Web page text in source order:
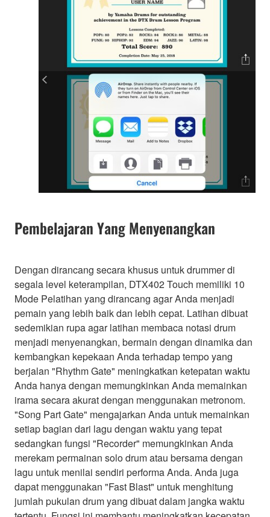
Pembelajaran Yang Menyenangkan
Dengan dirancang secara khusus untuk drummer di
segala level keterampilan, DTX402 Touch memiliki 10
Mode Pelatihan yang dirancang agar Anda menjadi
pemain yang lebih baik dan lebih cepat. Latihan dibuat
sedemikian rupa agar latihan membaca notasi drum
menjadi menyenangkan, bermain dengan dinamika dan
kembangkan kepekaan Anda terhadap tempo yang
berjalan "Rhythm Gate" meningkatkan ketepatan waktu
Anda hanya dengan memungkinkan Anda memainkan
irama secara akurat dengan menggunakan metronom.
"Song Part Gate" mengajarkan Anda untuk memainkan
setiap bagian dari lagu dengan waktu yang tepat
sedangkan fungsi "Recorder" memungkinkan Anda
merekam permainan solo drum atau bersama dengan
lagu untuk menilai sendiri performa Anda. Anda juga
dapat menggunakan "Fast Blast" untuk menghitung
jumlah pukulan drum yang dibuat dalam jangka waktu